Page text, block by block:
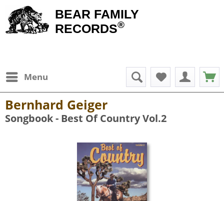
BEAR FAMILY
RECORDS®
Menu
Bernhard Geiger
Songbook - Best Of Country Vol.2